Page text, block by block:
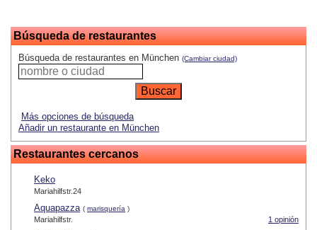
Búsqueda de restaurantes
Búsqueda de restaurantes en München (Cambiar ciudad)
Más opciones de búsqueda
Añadir un restaurante en München
Restaurantes cercanos
Keko
Mariahilfstr.24
Aquapazza ( marisquería )
1 opinión
Mariahilfstr.